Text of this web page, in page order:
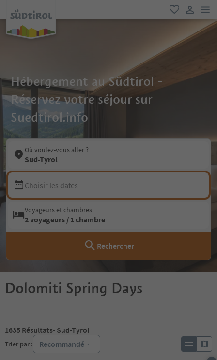
favori
lien
Hébergement au Südtirol -
Réservez votre séjour sur
Suedtirol.info
Où voulez-vous aller ?
Sud-Tyrol
Choisir les dates
Voyageurs et chambres
2 voyageurs / 1 chambre
Rechercher
Dolomiti Spring Days
1635 Résultats- Sud-Tyrol
Trier par : Recommandé